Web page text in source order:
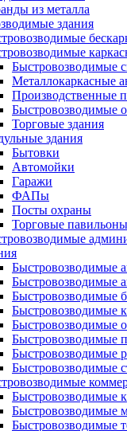
из металла
здания
Быстровозводимые
Металлокаркасные
Производственные
Быстровозводимые
Торговые здания
здания
Бытовки
Автомойки
Гаражи
ФАПы
Посты охраны
Торговые павильоны
Быстровозводимые
Быстровозводимые
Быстровозводимые
Быстровозводимые
Быстровозводимые
Быстровозводимые
Быстровозводимые
Быстровозводимые
Быстровозводимые
Быстровозводимые
Быстровозводимые